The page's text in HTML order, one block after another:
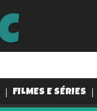
FILMES E SÉRIES